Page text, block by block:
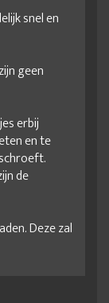
snel en
geen
erbij
en te
de
Deze zal